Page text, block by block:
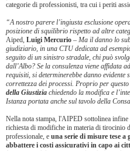
categorie di professionisti, tra cui i periti
“A nostro parere l’ingiusta esclusione
posizione di squilibrio rispetto ad altre
Aiped, Luigi Mercurio – Ma il danno lo
giudiziario, in una CTU dedicata ad
seguito di un sinistro stradale, chi può
dall’Albo? Se la consulenza viene affidata
requisiti, si determinerebbe danno
correttezza dei processi. Proprio per questo
della Giustizia chiedendo la modifica e
Istanza portata anche sul tavolo della
Nella nota stampa, l'AIPED sottolinea infine
richiesta di modifiche in materia di tirocinio
professionale, e una serie di misure tese a
abbattere i costi assicurativi in capo ai